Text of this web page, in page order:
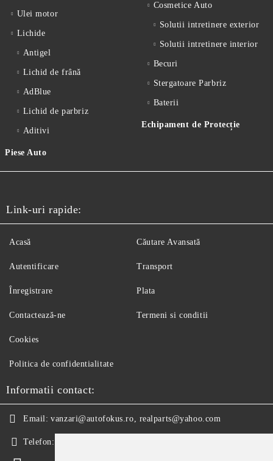
Ulei motor
Lichide
Antigel
Lichid de frânǎ
AdBlue
Lichid de parbriz
Aditivi
Piese Auto
Cosmetice Auto
Solutii intretinere exterior
Solutii intretinere interior
Becuri
Stergatoare Parbriz
Baterii
Echipament de Protecție
Link-uri rapide:
Acasă
Autentificare
Înregistrare
Contactează-ne
Căutare Avansată
Transport
Plata
Termeni si conditii
Cookies
Politica de confidentialitate
Informatii contact:
Email: vanzari@autofokus.ro, realparts@yahoo.com
Telefon: